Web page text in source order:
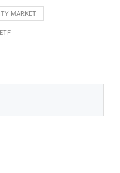
MARKET